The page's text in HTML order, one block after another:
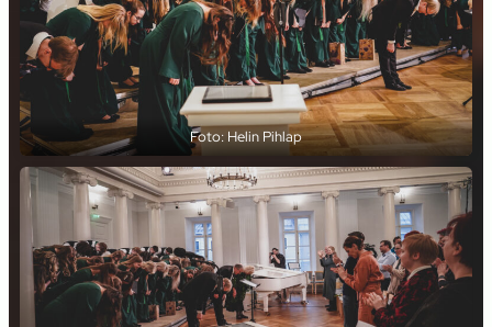
Foto: Helin Pihlap